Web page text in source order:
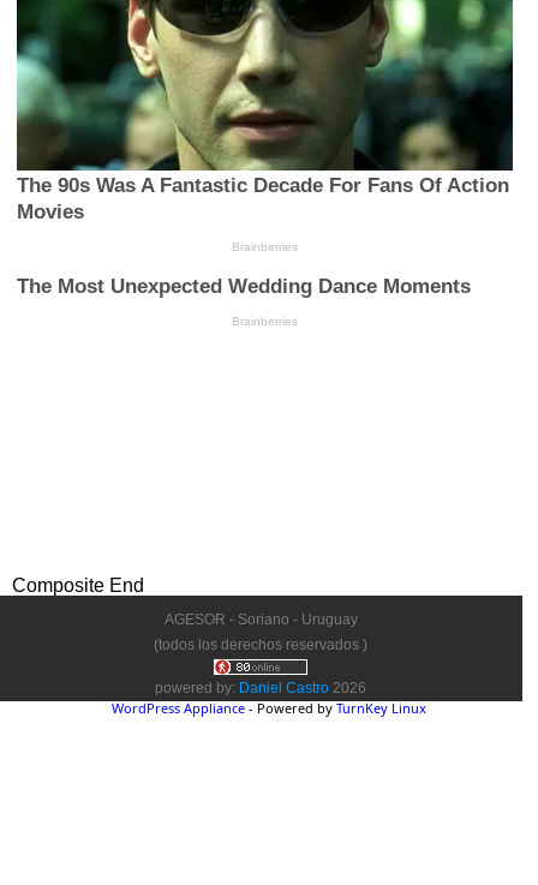
Composite End
AGESOR - Soriano - Uruguay
(todos los derechos reservados )
powered by: Daniel Castro 2026
WordPress Appliance- Powered byTurnKey Linux